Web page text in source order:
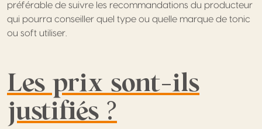
préférable de suivre les recommandations du producteur
qui pourra conseiller quel type ou quelle marque de tonic
ou soft utiliser.
Les prix sont-ils
justifiés ?